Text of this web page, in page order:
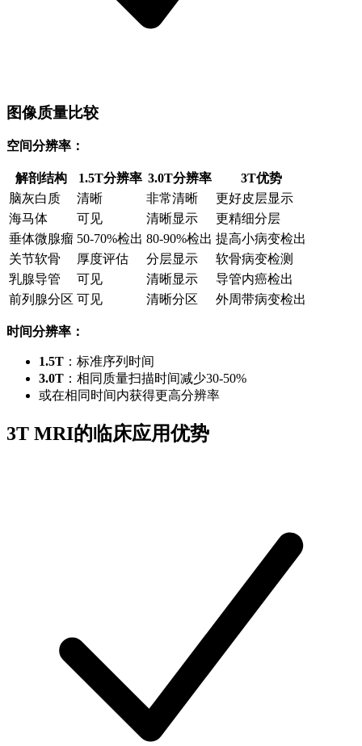
图像质量比较
空间分辨率：
解剖结构 1.5T分辨率 3.0T分辨率
3T优势
脑灰白质
清晰 非常清晰
更好皮层显示
海马体
可见 清晰显示
更精细分层
垂体微腺瘤 50-70%检出 80-90%检出 提高小病变检出
关节软骨
厚度评估 分层显示
软骨病变检测
乳腺导管
可见 清晰显示
导管内癌检出
前列腺分区 可见 清晰分区 外周带病变检出
时间分辨率：
1.5T ：标准序列时间
3.0T ：相同质量扫描时间减少30-50%
或在相同时间内获得更高分辨率
3T MRI的临床应用优势